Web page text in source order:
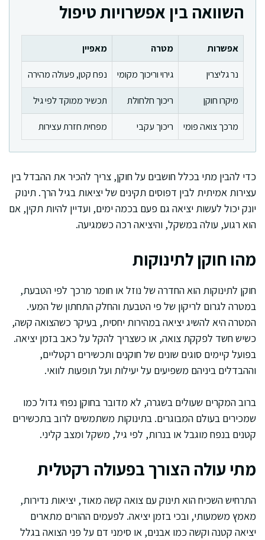
השוואה בין אפשרויות טיפול
אפשרות מטרה
מאפיין
נר גליצרין
גירוי וריכוך מקומי
נפח קטן, פעולה מהירה
מיקרו חוקן
ריכוך חלחולת
תכשיר ממוקד לפי גיל
מרכך צואה פומי
ריכוך עקבי מפחית חזרת עצירות
כדי להבין מתי בכלל חושבים על חוקן, צריך להכיר את ההבדל בין
עצירות אמיתית לבין דפוסים תקינים של יציאות בגיל הרך. תינוק
יונק יכול לעשות יציאה גם פעם בכמה ימים, ועדיין להיות תקין, אם
הוא רגוע, עולה במשקל, והיציאה רכה כשמגיעה.
מהו חוקן לתינוקות
חוקן לתינוקות הוא החדרה של נוזל או חומר מרכך לפי הטבעת,
במטרה לגרום לריקון של פי הטבעת והחלק התחתון של המעי.
המטרה היא להשיג יציאה במהירות יחסית, בעיקר כשהצואה קשה,
כשיש חשד לפקקת צואה, או כשצריך להקל על כאב בזמן יציאה.
בפועל קיימים סוגים שונים של חוקנים ותכשירים רקטליים,
וההבדלים ביניהם משפיעים על יעילות ועל תופעות לוואי.
ברוב המקרים שעולים בשגרה, לא מדובר בחוקן נפחי גדול כמו
שמכירים בעולם המבוגרים. בתינוקות משתמשים לרוב בתכשירים
קטנים בנפח מוגבל או בנרות, לפי גיל, משקל ומצב קליני.
מתי עולה הצורך בפעולה רקטלית
התרחיש השכיח הוא תינוק עם צואה קשה מאוד, יציאות נדירות,
מאמץ משמעותי, ובכי בזמן יציאה. לפעמים ההורים מתארים
יציאה קטנה וקשה כמו אבנים, או סימני דם על פני הצואה בגלל